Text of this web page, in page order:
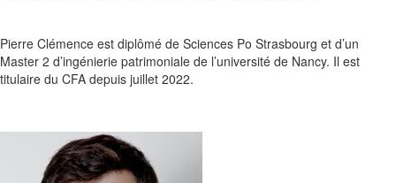
Pierre Clémence est diplômé de Sciences Po Strasbourg et d’un
Master 2 d’ingénierie patrimoniale de l’université de Nancy. Il est
titulaire du CFA depuis juillet 2022.